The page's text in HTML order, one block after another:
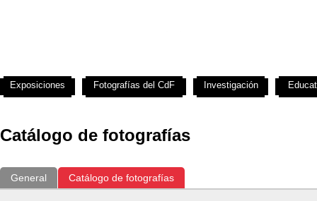
Catálogo de fotografías
General Catálogo de fotografías
Exposiciones Fotografías del CdF Investigación